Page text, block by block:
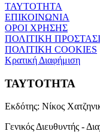
ΤΑΥΤΟΤΗΤΑ
ΕΠΙΚΟΙΝΩΝΙΑ
ΟΡΟΙ ΧΡΗΣΗΣ
ΠΟΛΙΤΙΚΗ
ΠΟΛΙΤΙΚΗ COOKIES
Κρατική Διαφήμιση
ΤΑΥΤΟΤΗΤΑ
Εκδότης: Νίκος
Γενικός Διευθυντής -